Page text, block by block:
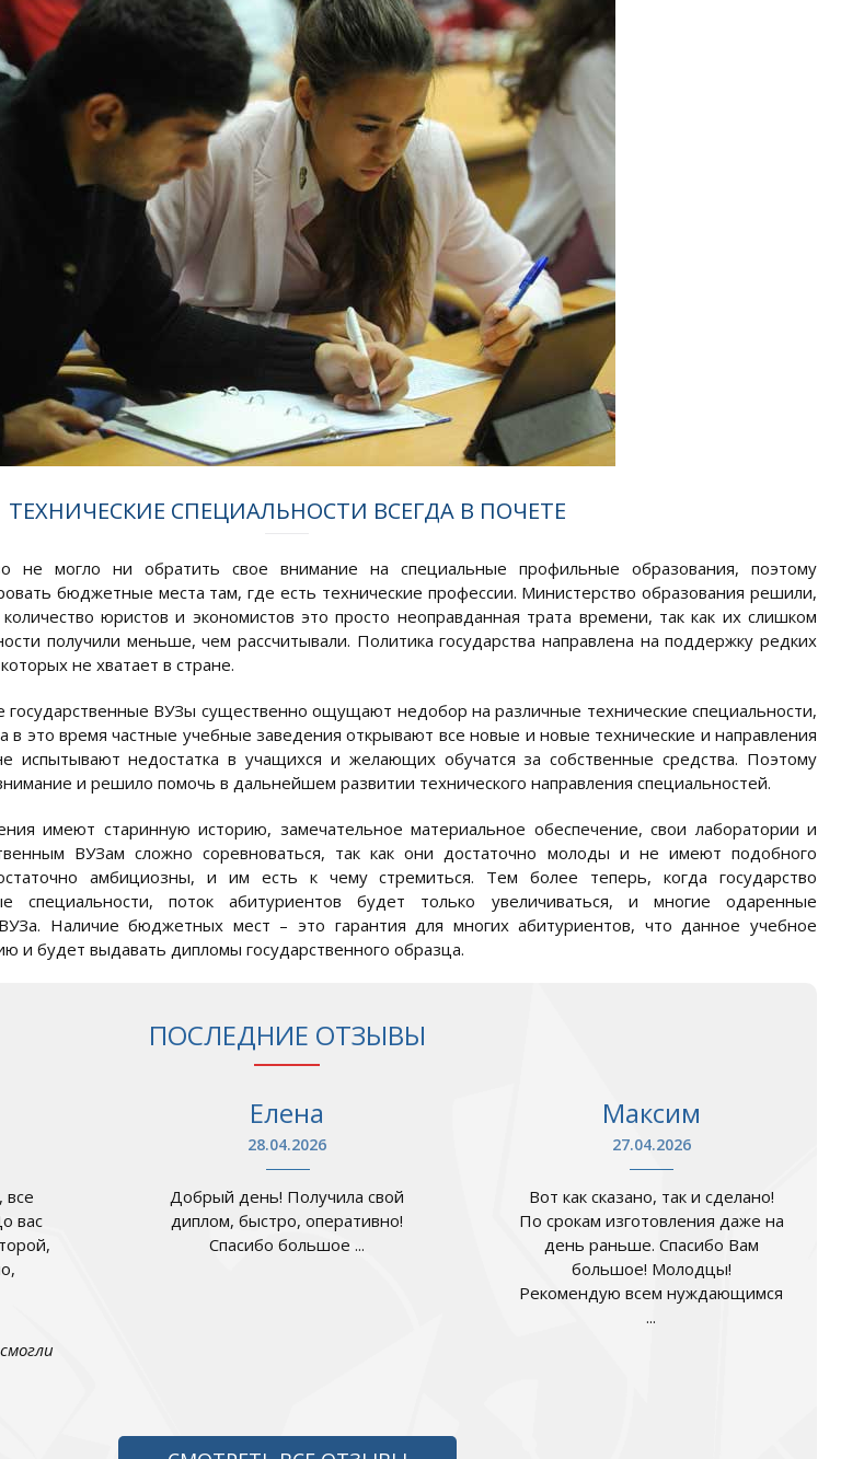
ТЕХНИЧЕСКИЕ СПЕЦИАЛЬНОСТИ ВСЕГДА В ПОЧЕТЕ
не могло ни обратить свое внимание на специальные профильные образования, поэтому
бюджетные места там, где есть технические профессии. Министерство образования решили,
юристов и экономистов это просто неоправданная трата времени, так как их слишком
получили меньше, чем рассчитывали. Политика государства направлена на поддержку редких
не хватает в стране.
государственные ВУЗы существенно ощущают недобор на различные технические специальности,
это время частные учебные заведения открывают все новые и новые технические и направления
испытывают недостатка в учащихся и желающих обучатся за собственные средства. Поэтому
и решило помочь в дальнейшем развитии технического направления специальностей.
имеют старинную историю, замечательное материальное обеспечение, свои лаборатории и
ВУЗам сложно соревноваться, так как они достаточно молоды и не имеют подобного
амбициозны, и им есть к чему стремиться. Тем более теперь, когда государство
специальности, поток абитуриентов будет только увеличиваться, и многие одаренные
Наличие бюджетных мест – это гарантия для многих абитуриентов, что данное учебное
и будет выдавать дипломы государственного образца.
ПОСЛЕДНИЕ ОТЗЫВЫ
все
вас
Елена
28.04.2026
Добрый день! Получила свой
диплом, быстро, оперативно!
Спасибо большое ...
Максим
27.04.2026
Вот как сказано, так и сделано!
По срокам изготовления даже на
день раньше. Спасибо Вам
большое! Молодцы!
Рекомендую всем нуждающимся
...